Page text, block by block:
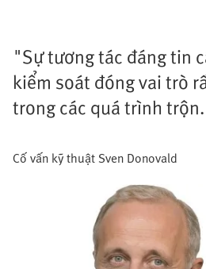
"Sự tương tác đáng tin
kiểm soát đóng vai trò
trong các quá trình
Cố vấn kỹ thuật Sven Donovald